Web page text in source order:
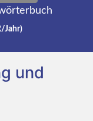
Jahr)
und